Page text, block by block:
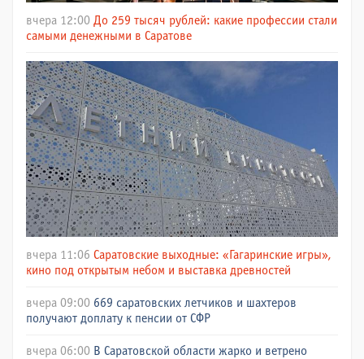
вчера 12:00 До 259 тысяч рублей: какие профессии стали
самыми денежными в Саратове
вчера 11:06 Саратовские выходные: «Гагаринские игры»,
кино под открытым небом и выставка древностей
вчера 09:00 669 саратовских летчиков и шахтеров
получают доплату к пенсии от СФР
вчера 06:00 В Саратовской области жарко и ветрено